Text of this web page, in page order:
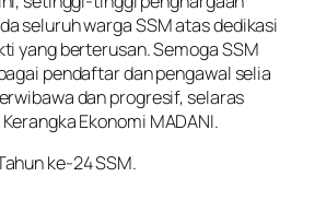
seluruh warga SSM atas dedikasi
yang berterusan. Semoga SSM
pendaftar dan pengawal selia
dan progresif, selaras
Ekonomi MADANI.
ke-24 SSM.